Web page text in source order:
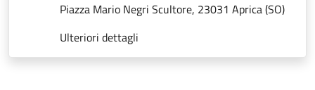
Piazza Mario Negri Scultore, 23031 Aprica (SO)
Ulteriori dettagli